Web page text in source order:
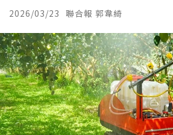
2026/03/23 聯合報 郭韋綺